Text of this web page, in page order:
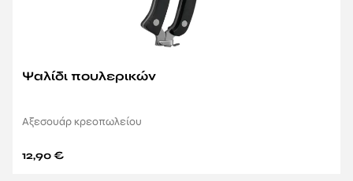
Ψαλίδι πουλερικών
Αξεσουάρ κρεοπωλείου
12,90€